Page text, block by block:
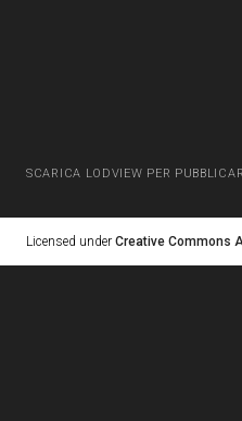
SCARICA LODVIEW PER
Licensed under Creative Commons